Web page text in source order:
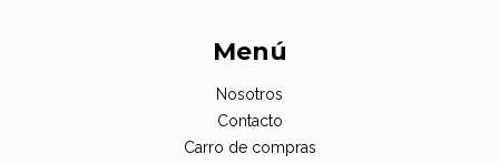
Menú
Nosotros
Contacto
Carro de compras